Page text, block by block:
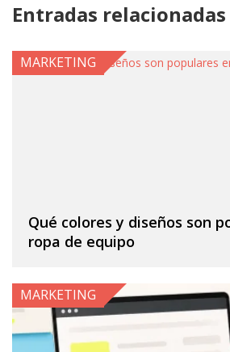
Entradas relacionadas
Qué colores y diseños son
ropa de equipo
MARKETING
MARKETING